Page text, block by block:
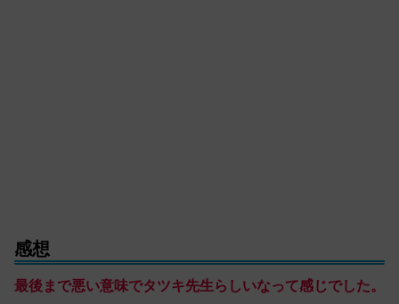
感想
最後まで悪い意味でタツキ先生らしいなって感じでした。